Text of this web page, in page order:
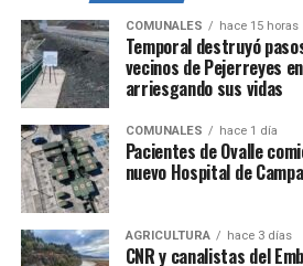
COMUNALES hace 15 horas
Temporal destruyó
vecinos de Pejerreyes
arriesgando sus vidas
COMUNALES hace 1 día
Pacientes de Ovalle
nuevo Hospital de
AGRICULTURA hace 3 días
CNR y canalistas del